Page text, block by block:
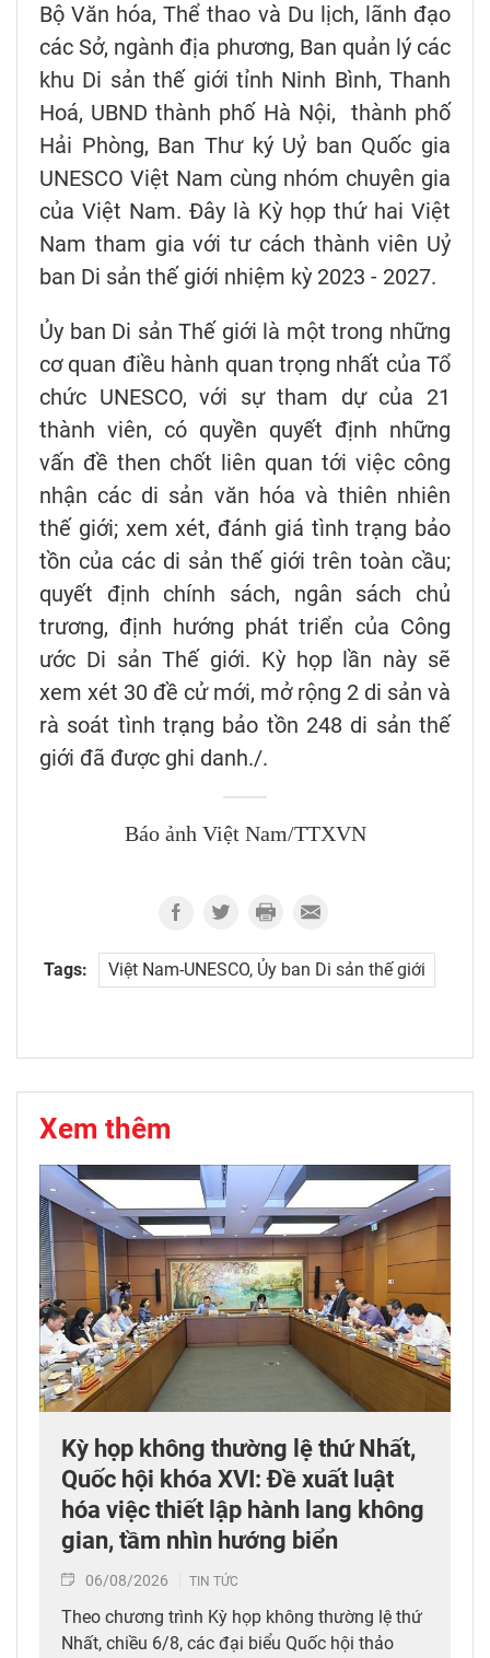
Bộ Văn hóa, Thể thao và Du lịch, lãnh đạo
các Sở, ngành địa phương, Ban quản lý các
khu Di sản thế giới tỉnh Ninh Bình, Thanh
Hoá, UBND thành phố Hà Nội, thành phố
Hải Phòng, Ban Thư ký Uỷ ban Quốc gia
UNESCO Việt Nam cùng nhóm chuyên gia
của Việt Nam. Đây là Kỳ họp thứ hai Việt
Nam tham gia với tư cách thành viên Uỷ
ban Di sản thế giới nhiệm kỳ 2023 - 2027.
Ủy ban Di sản Thế giới là một trong những
cơ quan điều hành quan trọng nhất của Tổ
chức UNESCO, với sự tham dự của 21
thành viên, có quyền quyết định những
vấn đề then chốt liên quan tới việc công
nhận các di sản văn hóa và thiên nhiên
thế giới; xem xét, đánh giá tình trạng bảo
tồn của các di sản thế giới trên toàn cầu;
quyết định chính sách, ngân sách chủ
trương, định hướng phát triển của Công
ước Di sản Thế giới. Kỳ họp lần này sẽ
xem xét 30 đề cử mới, mở rộng 2 di sản và
rà soát tình trạng bảo tồn 248 di sản thế
giới đã được ghi danh./.
Báo ảnh Việt Nam/TTXVN
Tags: Việt Nam-UNESCO, Ủy ban Di sản thế giới
Xem thêm
Kỳ họp không thường lệ thứ Nhất,
Quốc hội khóa XVI: Đề xuất luật
hóa việc thiết lập hành lang không
gian, tầm nhìn hướng biển
06/08/2026 TIN TỨC
Theo chương trình Kỳ họp không thường lệ thứ
Nhất, chiều 6/8, các đại biểu Quốc hội thảo